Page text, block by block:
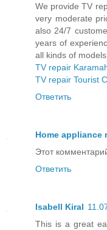
We provide TV
very moderate
also 24/7
years of
all kinds of
TV repair
TV repair Tourist
Ответить
Home appliance
Этот
Ответить
Isabell Kiral
This is a great